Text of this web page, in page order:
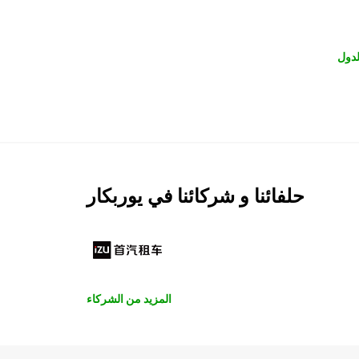
حلفائنا و شركائنا في يوربكار
المزيد من الشركاء